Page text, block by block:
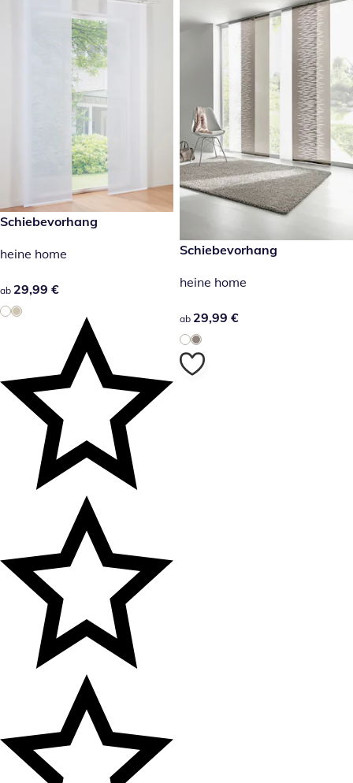
29,99 €
Schiebevorhang
heine home
29,99 €
ab 29,99 €
29,99 €
Schiebevorhang
heine home
29,99 €
ab 29,99 €